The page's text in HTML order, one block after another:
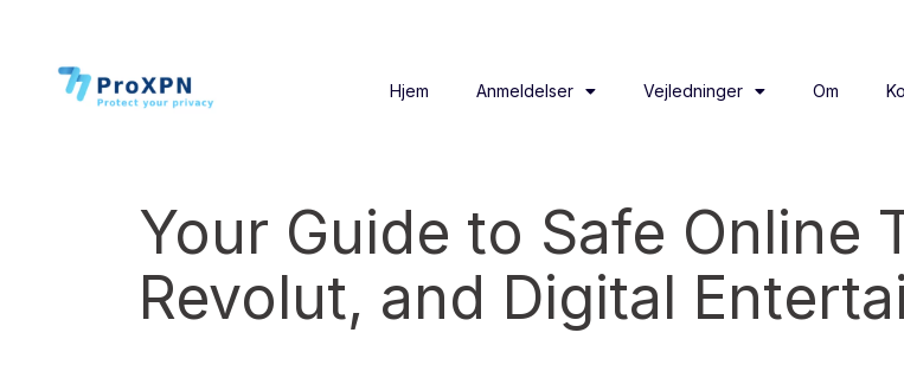
Hjem Anmeldelser Vejledninger Om
Your Guide to Safe Online
Revolut, and Digital